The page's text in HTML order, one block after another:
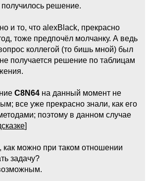
решение.
и то, что alexBlack, прекрасно
тоже предпочёл молчанку. А ведь
коллегой (то бишь мной) был
получается решение по таблицам
C8N64 на данный момент не
все уже прекрасно знали, как его
поэтому в данном случае
]
как можно при таком отношении
задачу?